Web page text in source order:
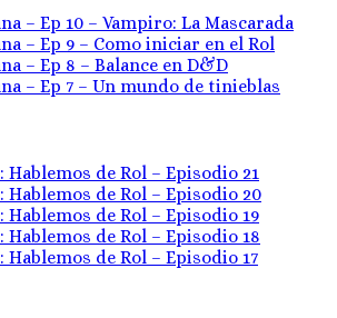
– Ep 10 – Vampiro: La Mascarada
– Ep 9 – Como iniciar en el Rol
– Ep 8 – Balance en D&D
– Ep 7 – Un mundo de tinieblas
de Rol – Episodio 21
Hablemos de Rol – Episodio 20
de Rol – Episodio 19
de Rol – Episodio 18
de Rol – Episodio 17